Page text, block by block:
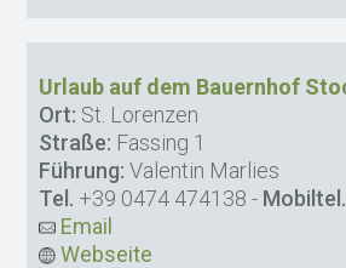
Urlaub auf dem Bauernhof
Ort: St. Lorenzen
Straße: Fassing 1
Führung: Valentin Marlies
Tel. +39 0474 474138 - Mobiltel.
Email
Webseite